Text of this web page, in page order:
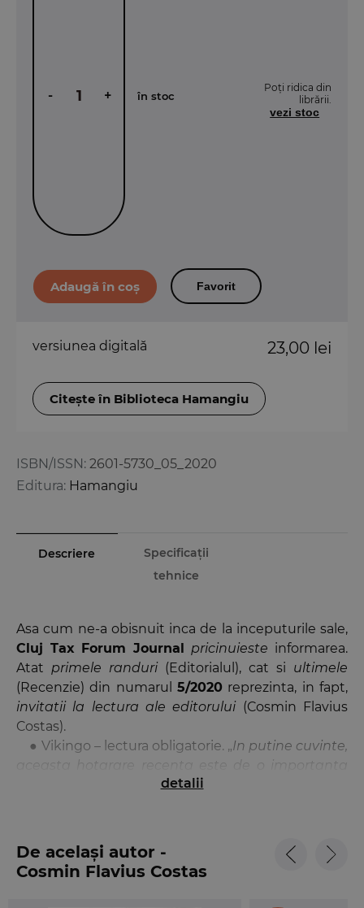
ISBN/ISSN: 2601-5730_05_2020
Editura: Hamangiu
- + în stoc
Poți ridica din
librării.
vezi stoc
Favorit
versiunea digitală 23,00 lei
Citește în Biblioteca Hamangiu
Descriere
Specificații
tehnice
Asa cum ne-a obisnuit inca de la inceputurile sale,
Cluj Tax Forum Journalpricinuieste informarea.
Atat primele randuri (Editorialul), cat si ultimele
(Recenzie) din numarul 5/2020 reprezinta, in fapt,
invitatii la lectura ale editorului (Cosmin Flavius
Costas).
● Vikingo – lectura obligatorie. „In putine cuvinte,
aceasta hotarare recenta este de o importanta
capitala. Pe de-o parte, ea exprima exasperarea
pe aceeasi problematica a TVA (tocmai de aceea
actiunea preliminara a fost solutionata intr-o
detalii
De același autor -
Cosmin Flavius Costas